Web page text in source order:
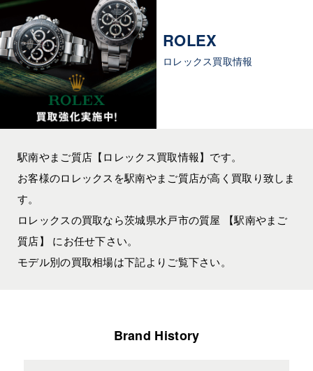
ROLEX
ロレックス買取情報
駅南やまご質店【ロレックス買取情報】です。
お客様のロレックスを駅南やまご質店が高く買取り致しま
す。
ロレックスの買取なら茨城県水戸市の質屋 【駅南やまご
質店】 にお任せ下さい。
モデル別の買取相場は下記よりご覧下さい。
Brand History